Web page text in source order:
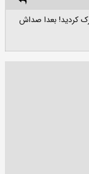
کردید! بعدا صداش